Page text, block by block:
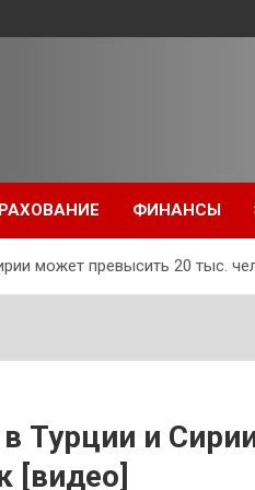
ФИНАНСЫ
может превысить 20 тыс.
Турции и
[видео]